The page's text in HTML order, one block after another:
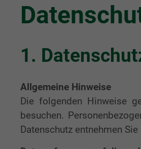
1.
Allgemeine Hinweise
Die folgenden Hinweise
besuchen.
Datenschutz entnehmen